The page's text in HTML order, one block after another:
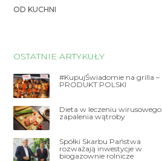
OD KUCHNI
OSTATNIE ARTYKUŁY
#KupujŚwiadomie na grilla –
PRODUKT POLSKI
Dieta w leczeniu wirusowego
zapalenia wątroby
Spółki Skarbu Państwa
rozważają inwestycje w
biogazownie rolnicze